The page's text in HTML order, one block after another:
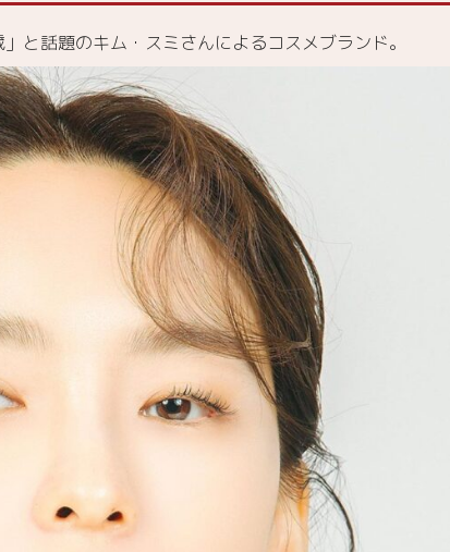
と話題のキム・スミさんによるコスメブランド。